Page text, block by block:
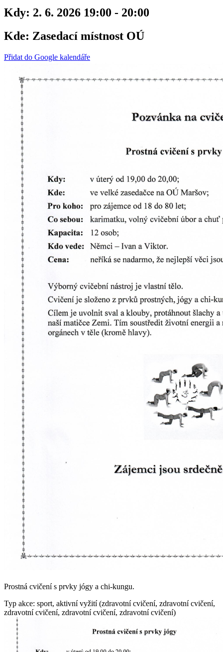
Kdy: 2. 6. 2026 19:00 - 20:00
Kde: Zasedací místnost OÚ
Přidat do Google kalendáře
Prostná cvičení s prvky jógy a chi-kungu.
Typ akce: sport, aktivní vyžití (zdravotní cvičení, zdravotní cvičení,
zdravotní cvičení, zdravotní cvičení, zdravotní cvičení)